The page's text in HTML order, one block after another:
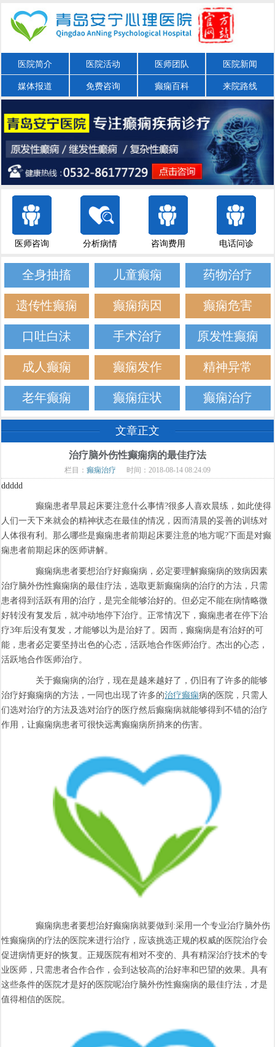
医院简介 医院活动 医师团队 医院新闻
媒体报道 免费咨询 癫痫百科 来院路线
医师咨询 分析病情 咨询费用 电话问诊
全身抽搐 儿童癫痫 药物治疗
遗传性癫痫 癫痫病因 癫痫危害
口吐白沫 手术治疗 原发性癫痫
成人癫痫 癫痫发作 精神异常
老年癫痫 癫痫症状 癫痫治疗
文章正文
治疗脑外伤性癫痫病的最佳疗法
栏目： 癫痫治疗 时间：2018-08-14 08:24:09
ddddd
癫痫患者早晨起床要注意什么事情?很多人喜欢晨练，如此使得
人们一天下来就会的精神状态在最佳的情况，因而清晨的妥善的训练对
人体很有利。那么哪些是癫痫患者前期起床要注意的地方呢?下面是对癫
痫患者前期起床的医师讲解。
癫痫病患者要想治疗好癫痫病，必定要理解癫痫病的致病因素
治疗脑外伤性癫痫病的最佳疗法，选取更新癫痫病的治疗的方法，只需
患者得到活跃有用的治疗，是完全能够治好的。但必定不能在病情略微
好转没有复发后，就冲动地停下治疗。正常情况下，癫痫患者在停下治
疗3年后没有复发，才能够以为是治好了。因而，癫痫病是有治好的可
能，患者必定要坚持出色的心态，活跃地合作医师治疗。杰出的心态，
活跃地合作医师治疗。
关于癫痫病的治疗，现在是越来越好了，仍旧有了许多的能够
治疗好癫痫病的方法，一同也出现了许多的治疗癫痫病的医院，只需人
们选对治疗的方法及选对治疗的医疗然后癫痫病就能够得到不错的治疗
作用，让癫痫病患者可很快远离癫痫病所捎来的伤害。
癫痫病患者要想治好癫痫病就要做到:采用一个专业治疗脑外伤
性癫痫病的疗法的医院来进行治疗，应该挑选正规的权威的医院治疗会
促进病情更好的恢复。正规医院有相对不变的、具有精深治疗技术的专
业医师，只需患者合作合作，会到达较高的治好率和巴望的效果。具有
这些条件的医院才是好的医院呢治疗脑外伤性癫痫病的最佳疗法，才是
值得相信的医院。